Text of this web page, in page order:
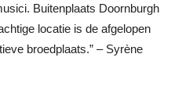
Buitenplaats Doornburgh
locatie is de afgelopen
broedplaats.” – Syrène